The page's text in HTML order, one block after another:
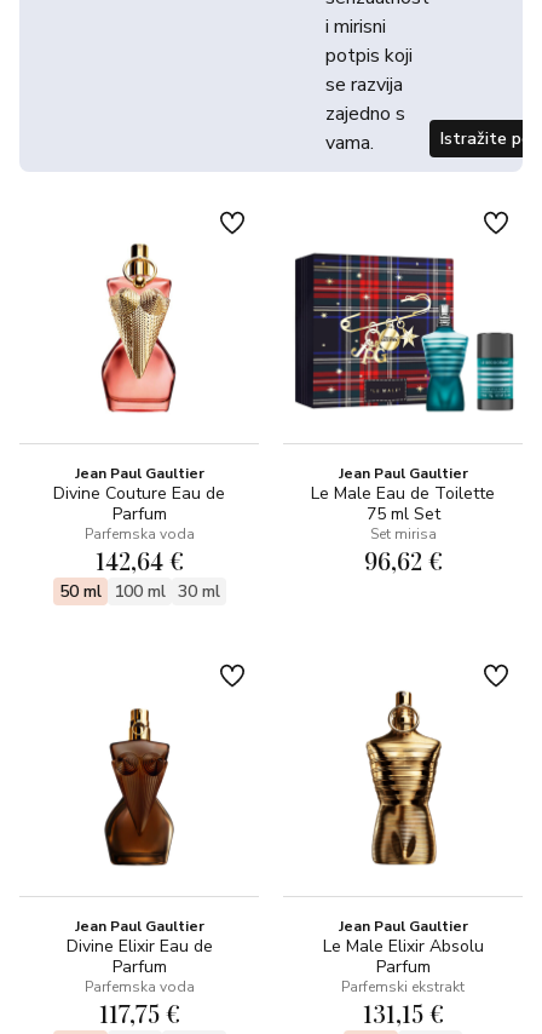
i mirisni
potpis koji
se razvija
zajedno s
vama.
Istražite
Jean Paul Gaultier
Divine Couture Eau de
Parfum
Parfemska voda
142,64 €
50 ml 100 ml 30 ml
Jean Paul Gaultier
Le Male Eau de Toilette
75 ml Set
Set mirisa
96,62 €
Jean Paul Gaultier
Divine Elixir Eau de
Parfum
Parfemska voda
117,75 €
Jean Paul Gaultier
Le Male Elixir Absolu
Parfum
Parfemski ekstrakt
131,15 €